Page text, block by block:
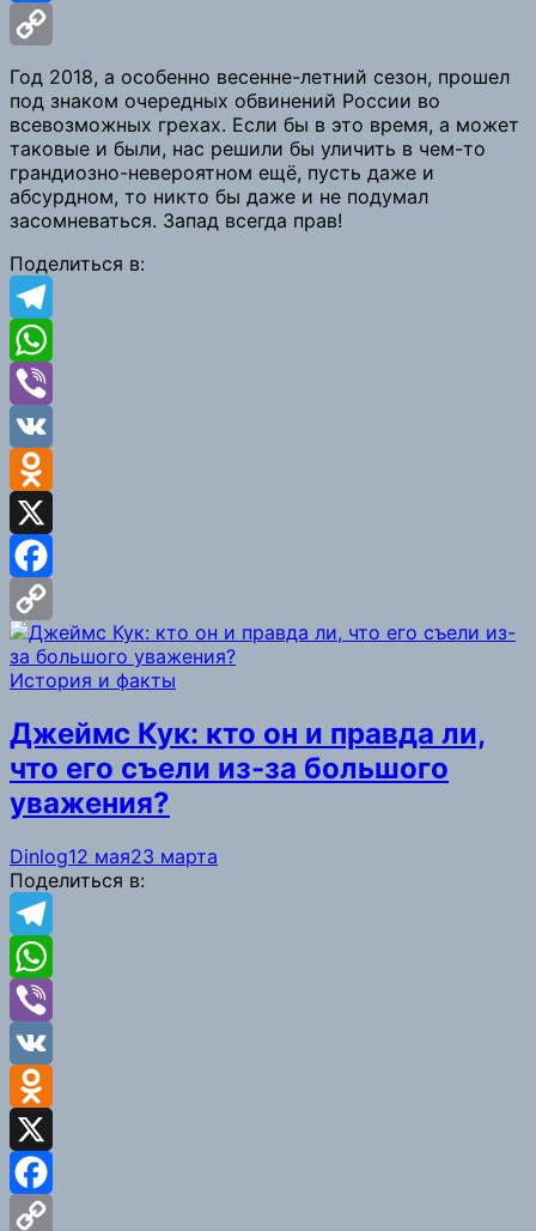
Facebook
Copy
Link
Год 2018, а особенно весенне-летний сезон, прошел
под знаком очередных обвинений России во
всевозможных грехах. Если бы в это время, а может
таковые и были, нас решили бы уличить в чем-то
грандиозно-невероятном ещё, пусть даже и
абсурдном, то никто бы даже и не подумал
засомневаться. Запад всегда прав!
Поделиться в:
Telegram
WhatsApp
Viber
VK
Odnoklassniki
X
Facebook
Copy
Link
История и факты
Джеймс Кук: кто он и правда ли,
что его съели из-за большого
уважения?
Dinlog12 мая23 марта
Поделиться в:
Telegram
WhatsApp
Viber
VK
Odnoklassniki
X
Facebook